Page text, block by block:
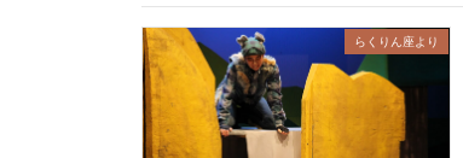
らくりん座より